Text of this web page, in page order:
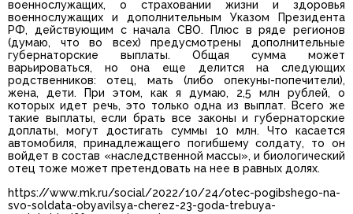
военнослужащих, о страховании жизни и здоровья
военнослужащих и дополнительным Указом Президента
РФ, действующим с начала СВО. Плюс в ряде регионов
(думаю, что во всех) предусмотрены дополнительные
губернаторские выплаты. Общая сумма может
варьироваться, но она еще делится на следующих
родственников: отец, мать (либо опекуны-попечители),
жена, дети. При этом, как я думаю, 2,5 млн рублей, о
которых идет речь, это только одна из выплат. Всего же
такие выплаты, если брать все законы и губернаторские
доплаты, могут достигать суммы 10 млн. Что касается
автомобиля, принадлежащего погибшему солдату, то он
войдет в состав «наследственной массы», и биологический
отец тоже может претендовать на нее в равных долях.
https://www.mk.ru/social/2022/10/24/otec-pogibshego-na-
svo-soldata-obyavilsya-cherez-23-goda-trebuya-